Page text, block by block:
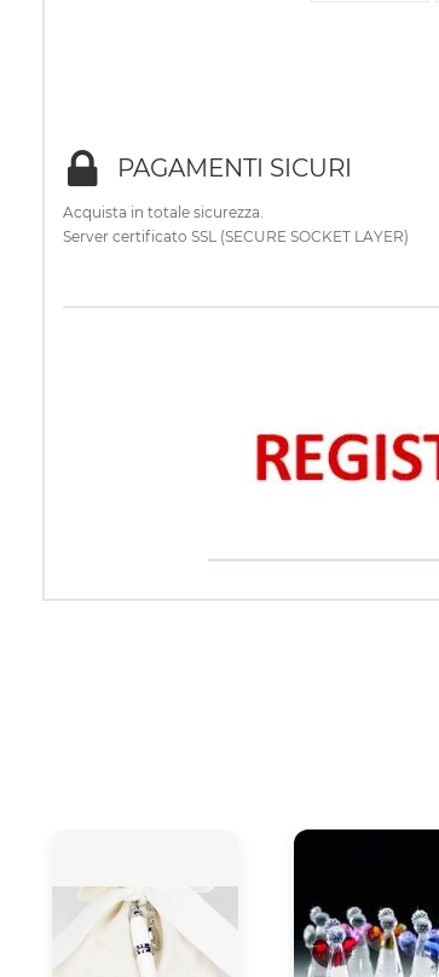
PAGAMENTI SICURI
Acquista in totale sicurezza.
Server certificato SSL (SECURE SOCKET LAYER)